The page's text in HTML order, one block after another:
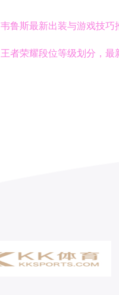
韦鲁斯最新出装与游戏技巧
王者荣耀段位等级划分，